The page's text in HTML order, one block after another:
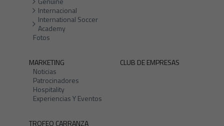
Internacional
International Soccer
Academy
Fotos
MARKETING
Noticias
Patrocinadores
Hospitality
Experiencias Y Eventos
CLUB DE EMPRESAS
TROFEO CARRANZA